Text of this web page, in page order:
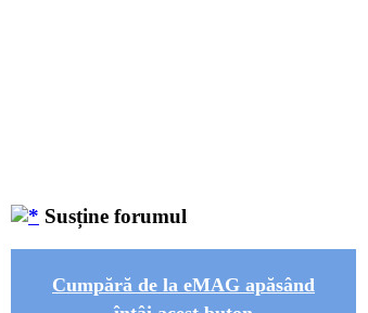
Susține forumul
Cumpără de la eMAG apăsând